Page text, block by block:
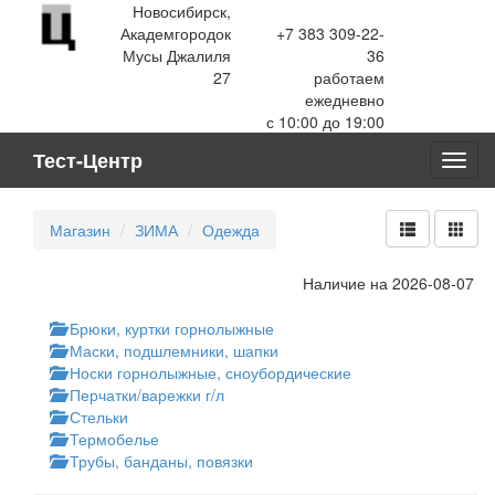
Новосибирск,
Академгородок
Мусы Джалиля
27
+7 383 309-22-
36
работаем
ежедневно
с 10:00 до 19:00
Тест-Центр
Магазин ЗИМА Одежда
Наличие на 2026-08-07
Брюки, куртки горнолыжные
Маски, подшлемники, шапки
Носки горнолыжные, сноубордические
Перчатки/варежки г/л
Стельки
Термобелье
Трубы, банданы, повязки